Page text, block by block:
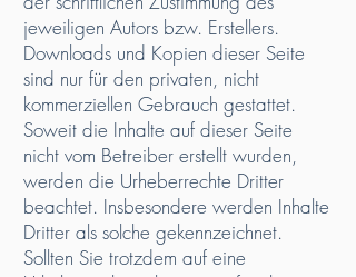
jeweiligen Autors bzw. Erstellers.
Downloads und Kopien dieser Seite
sind nur für den privaten, nicht
kommerziellen Gebrauch gestattet.
Soweit die Inhalte auf dieser Seite
nicht vom Betreiber erstellt wurden,
werden die Urheberrechte Dritter
beachtet. Insbesondere werden Inhalte
Dritter als solche gekennzeichnet.
Sollten Sie trotzdem auf eine